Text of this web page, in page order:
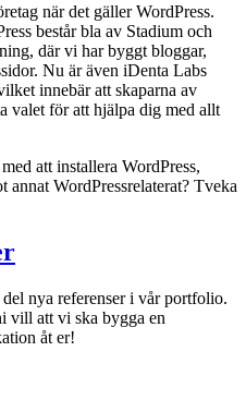
när det gäller WordPress.
består bla av Stadium och
där vi har byggt bloggar,
Nu är även iDenta Labs
innebär att skaparna av
valet för att hjälpa dig med allt
att installera WordPress,
annat WordPressrelaterat? Tveka
nya referenser i vår portfolio.
vill att vi ska bygga en
åt er!